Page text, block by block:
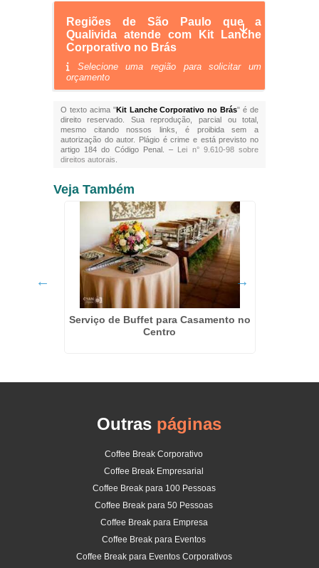
Regiões de São Paulo que a
Qualivida atende com Kit Lanche
Corporativo no Brás
Selecione uma região para solicitar um
orçamento
O texto acima "Kit Lanche Corporativo no Brás" é de
direito reservado. Sua reprodução, parcial ou total,
mesmo citando nossos links, é proibida sem a
autorização do autor. Plágio é crime e está previsto no
artigo 184 do Código Penal. – Lei n° 9.610-98 sobre
direitos autorais
Veja Também
Serviço de Buffet para Casamento no
Centro
Outras páginas
Coffee Break Corporativo
Coffee Break Empresarial
Coffee Break para 100 Pessoas
Coffee Break para 50 Pessoas
Coffee Break para Empresa
Coffee Break para Eventos
Coffee Break para Eventos Corporativos